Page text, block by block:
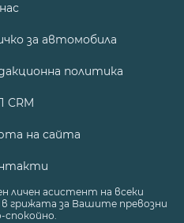
за автомобила
политика
CRM
на сайта
личен асистент на всеки
грижата за Вашите превозни
спокойно.